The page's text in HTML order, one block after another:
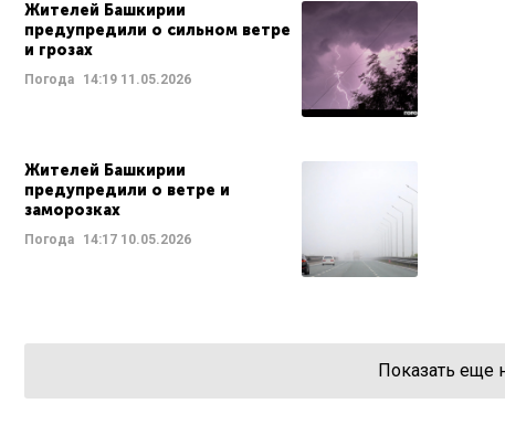
Жителей Башкирии
предупредили о сильном ветре
и грозах
Погода 14:19 11.05.2026
Жителей Башкирии
предупредили о ветре и
заморозках
Погода 14:17 10.05.2026
Показать еще